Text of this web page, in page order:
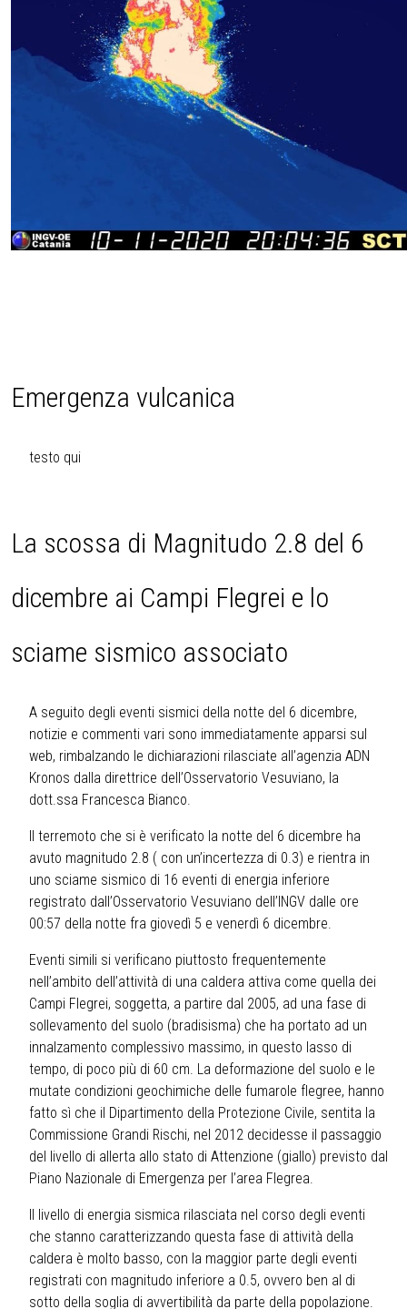
Emergenza vulcanica
testo qui
La scossa di Magnitudo 2.8 del 6
dicembre ai Campi Flegrei e lo
sciame sismico associato
A seguito degli eventi sismici della notte del 6 dicembre,
notizie e commenti vari sono immediatamente apparsi sul
web, rimbalzando le dichiarazioni rilasciate all’agenzia ADN
Kronos dalla direttrice dell’Osservatorio Vesuviano, la
dott.ssa Francesca Bianco.
Il terremoto che si è verificato la notte del 6 dicembre ha
avuto magnitudo 2.8 ( con un’incertezza di 0.3) e rientra in
uno sciame sismico di 16 eventi di energia inferiore
registrato dall’Osservatorio Vesuviano dell’INGV dalle ore
00:57 della notte fra giovedì 5 e venerdì 6 dicembre.
Eventi simili si verificano piuttosto frequentemente
nell’ambito dell’attività di una caldera attiva come quella dei
Campi Flegrei, soggetta, a partire dal 2005, ad una fase di
sollevamento del suolo (bradisisma) che ha portato ad un
innalzamento complessivo massimo, in questo lasso di
tempo, di poco più di 60 cm. La deformazione del suolo e le
mutate condizioni geochimiche delle fumarole flegree, hanno
fatto sì che il Dipartimento della Protezione Civile, sentita la
Commissione Grandi Rischi, nel 2012 decidesse il passaggio
del livello di allerta allo stato di Attenzione (giallo) previsto dal
Piano Nazionale di Emergenza per l’area Flegrea.
Il livello di energia sismica rilasciata nel corso degli eventi
che stanno caratterizzando questa fase di attività della
caldera è molto basso, con la maggior parte degli eventi
registrati con magnitudo inferiore a 0.5, ovvero ben al di
sotto della soglia di avvertibilità da parte della popolazione.